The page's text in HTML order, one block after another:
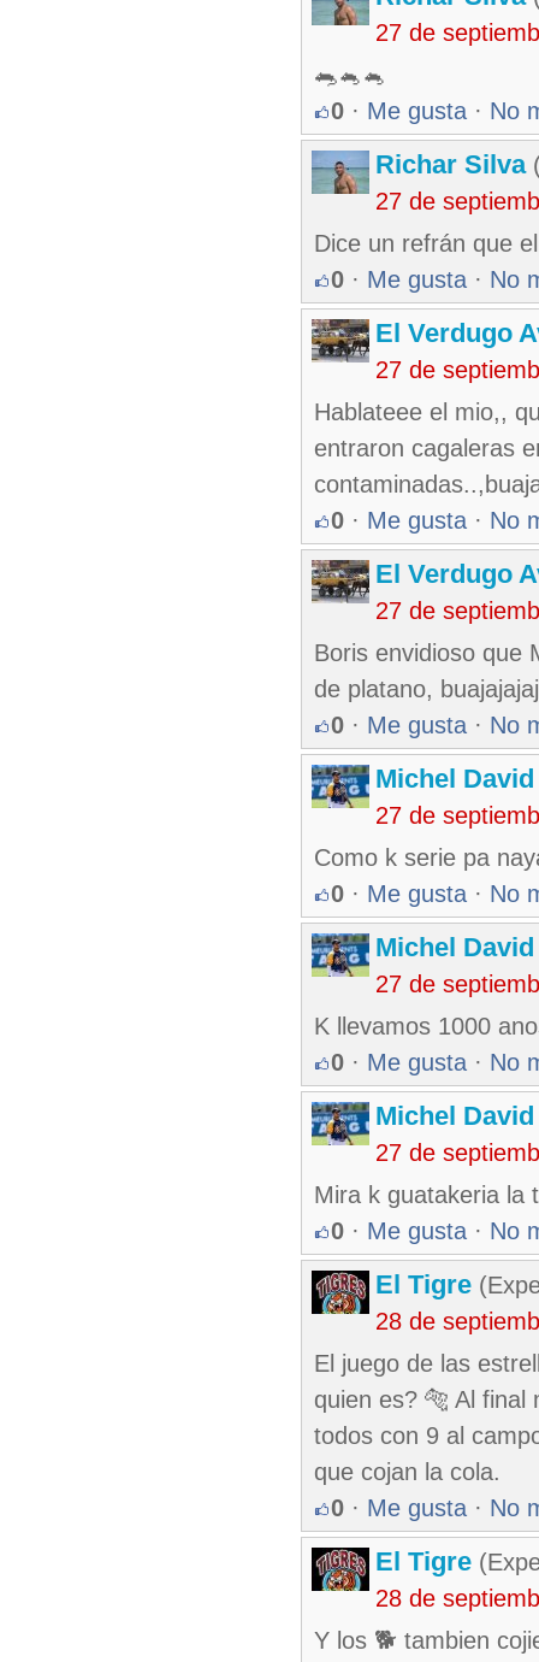
27 de
🐀🐁🐁
0 · Me gusta · No
Richar Silva
27 de
Dice un refrán que
0 · Me gusta · No
El Verdugo
27 de
Hablateee el mio,,
entraron cagaleras
0 · Me gusta · No
El Verdugo
27 de
Boris envidioso que
de platano, buajajajaj
0 · Me gusta · No
Michel
27 de
Como k serie pa
0 · Me gusta · No
Michel
27 de
K llevamos 1000
0 · Me gusta · No
Michel
27 de
Mira k guatakeria la
0 · Me gusta · No
El Tigre
28 de
El juego de las
quien es? 🐅 Al final
todos con 9 al
que cojan la cola.
0 · Me gusta · No
El Tigre
28 de
Y los 🐕 tambien